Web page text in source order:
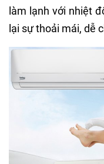
làm lạnh với nhiệt
lại sự thoải mái, dễ